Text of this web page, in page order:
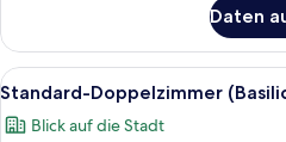
Vierbettzimmer
Daten
Alle
Fotos
für
11
Standard-Doppelzimmer
Blick auf die Stadt